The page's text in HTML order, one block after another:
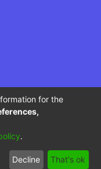
de Educación
y vigilancia
Nacional.
Send
for the
.
Decline That's ok